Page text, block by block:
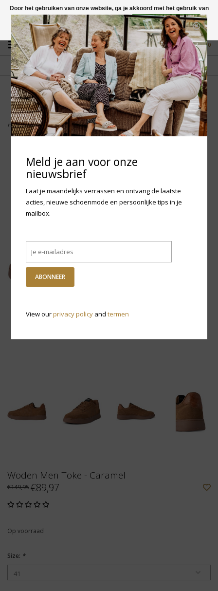
Vragen? App naar +31 58 250 1503
0
GRATIS VERZENDING NL
Vanaf € 75,-
FYSIEKE WINKEL
in Mantgum (frl)
fdad
Home>Woden Men Toke - Caramel
Woden Men Toke - Caramel
€149,95€89,97
Op voorraad
Size: *
Door het gebruiken van onze website, ga je akkoord met het gebruik van
cookies om onze website te verbeteren.
Dit bericht verbergen
Meer over cookies »
Meld je aan voor onze
nieuwsbrief
Laat je maandelijks verrassen en ontvang de laatste
acties, nieuwe schoenmode en persoonlijke tips in je
mailbox.
ABONNEER
View ourprivacy policyand termen